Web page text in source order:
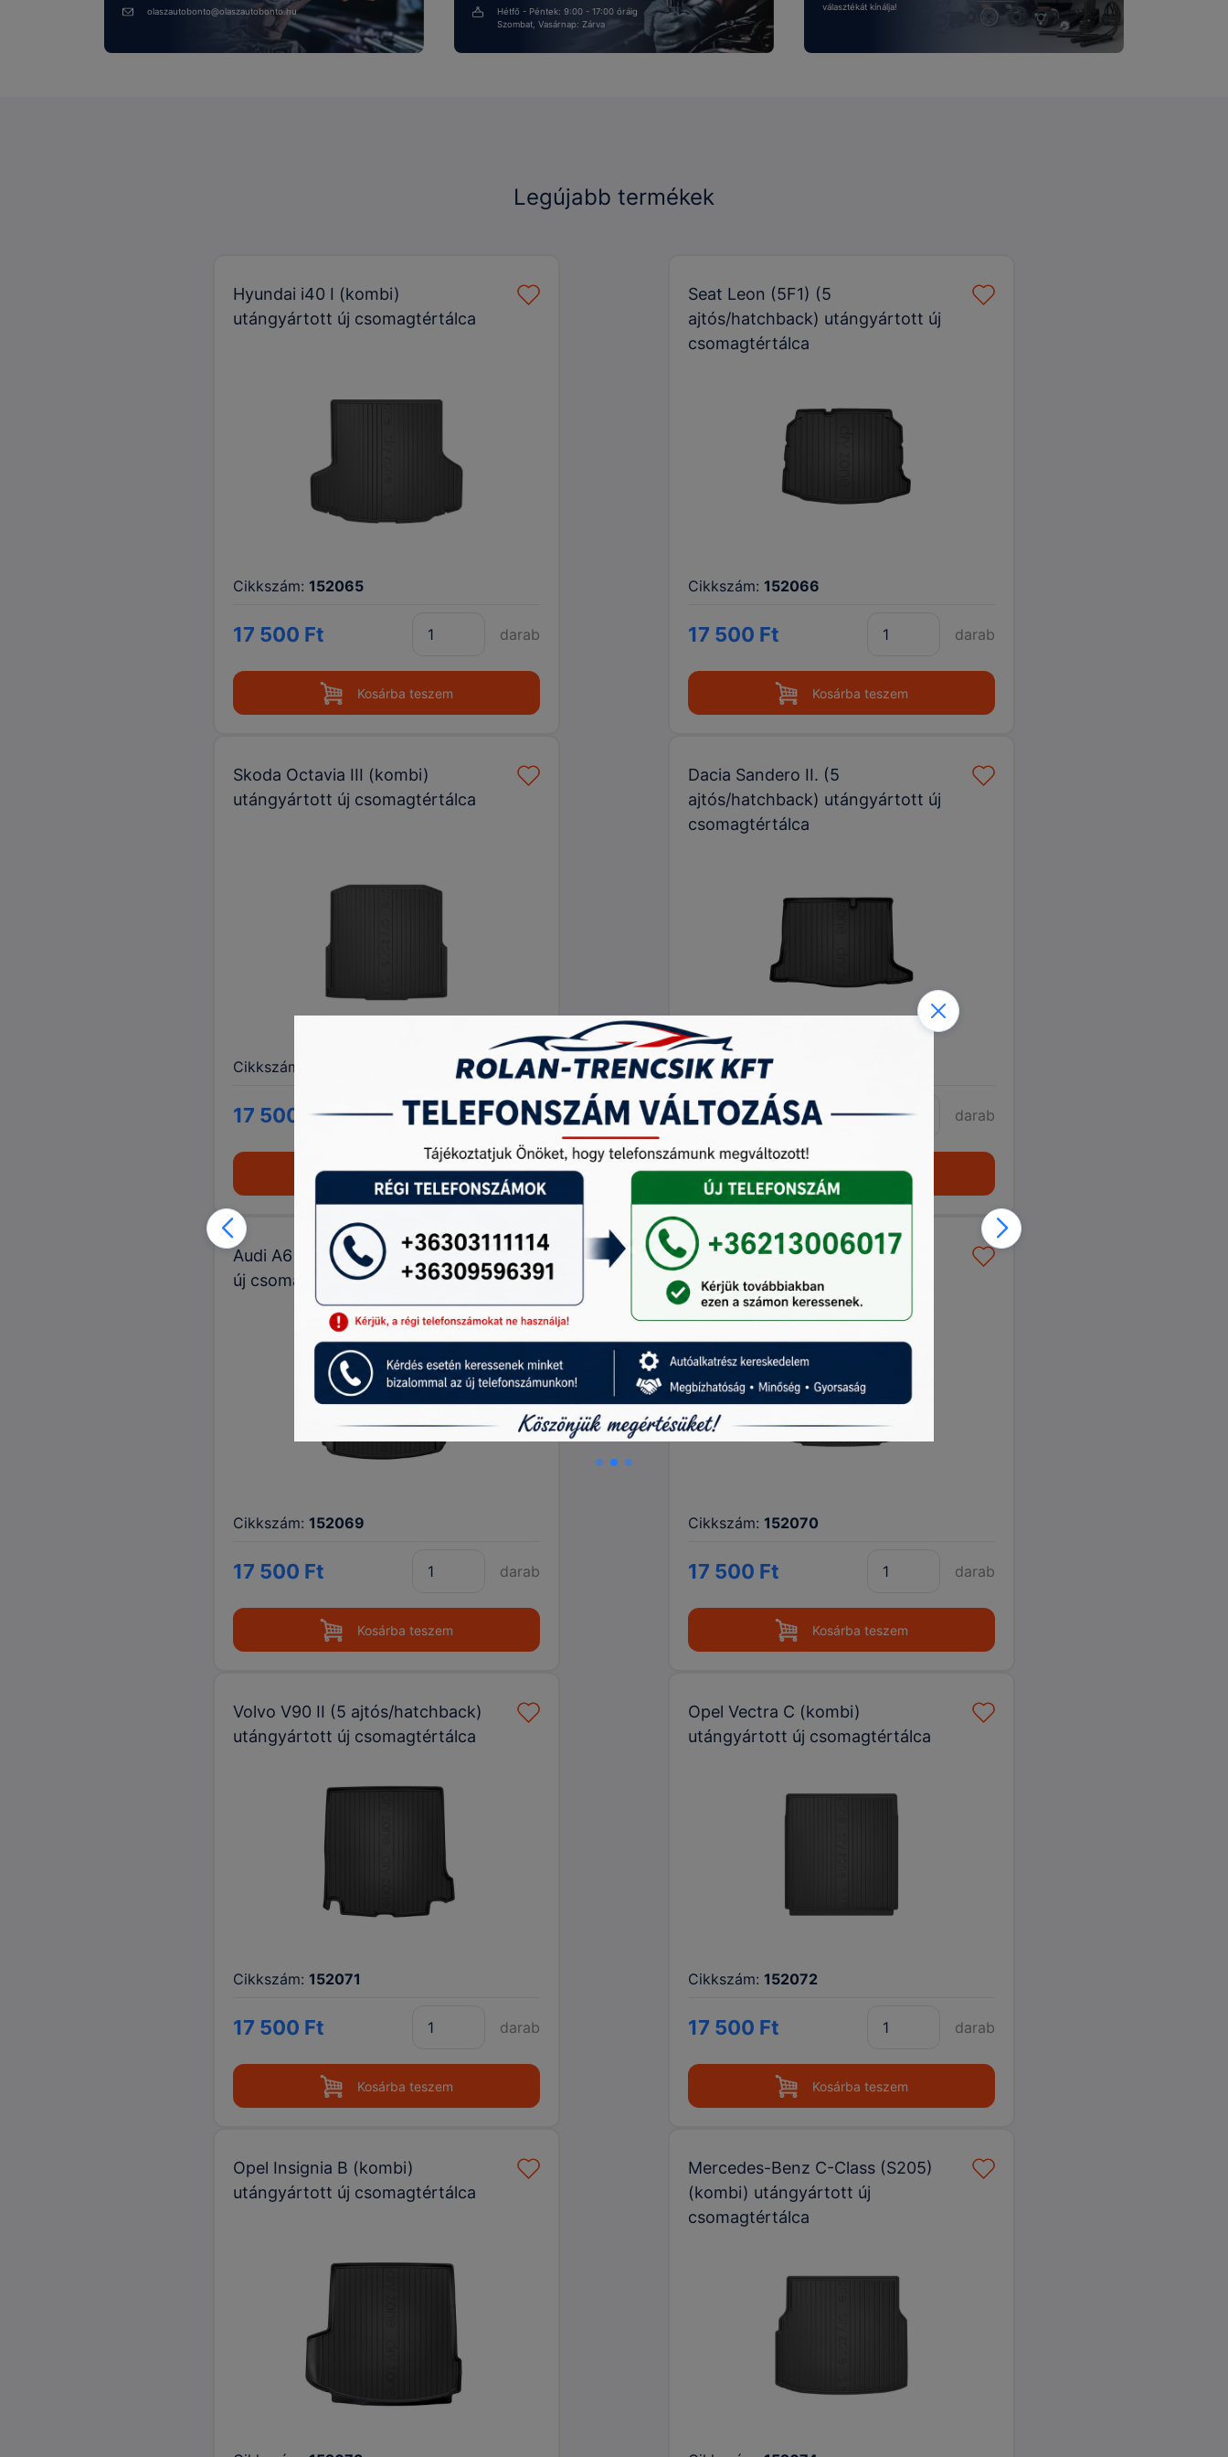
olaszautobonto@olaszautobonto.hu
Hétfő - Péntek: 9:00 - 17:00 óráig
Szombat, Vasárnap: Zárva
választékát kínálja!
Legújabb termékek
Hyundai i40 I (kombi)
utángyártott új csomagtértálca
Cikkszám: 152065
17 500 Ft darab
Kosárba teszem
Seat Leon (5F1) (5
ajtós/hatchback) utángyártott új
csomagtértálca
Cikkszám:152066
17 500 Ft darab
Kosárba teszem
Skoda Octavia III (kombi)
utángyártott új csomagtértálca
Cikkszám:
17 500 Ft darab
Kosárba teszem
Dacia Sandero II. (5
ajtós/hatchback) utángyártott új
csomagtértálca
Cikkszám:152068
17 500 Ft darab
Kosárba teszem
Audi A6 C8 (kombi) utángyártott
új csomagtértálca
Cikkszám: 152069
17 500 Ft darab
Kosárba teszem
Hyundia I30 (kombi)
utángyártott új csomagtértálca
Cikkszám:152070
17 500 Ft darab
Kosárba teszem
Volvo V90 II (5 ajtós/hatchback)
utángyártott új csomagtértálca
Cikkszám: 152071
17 500 Ft darab
Kosárba teszem
Opel Vectra C (kombi)
utángyártott új csomagtértálca
Cikkszám:152072
17 500 Ft darab
Kosárba teszem
Opel Insignia B (kombi)
utángyártott új csomagtértálca
Mercedes-Benz C-Class (S205)
(kombi) utángyártott új
csomagtértálca